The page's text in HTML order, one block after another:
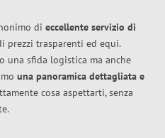
di eccellente servizio di
prezzi trasparenti ed equi.
una sfida logistica ma anche
una panoramica dettagliata e
cosa aspettarti, senza